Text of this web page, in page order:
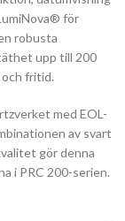
för
robusta
upp till 200
fritid.
med EOL-
av svart
gör denna
i PRC 200-serien.